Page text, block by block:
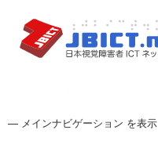
メ
— メインナビゲーション を表示